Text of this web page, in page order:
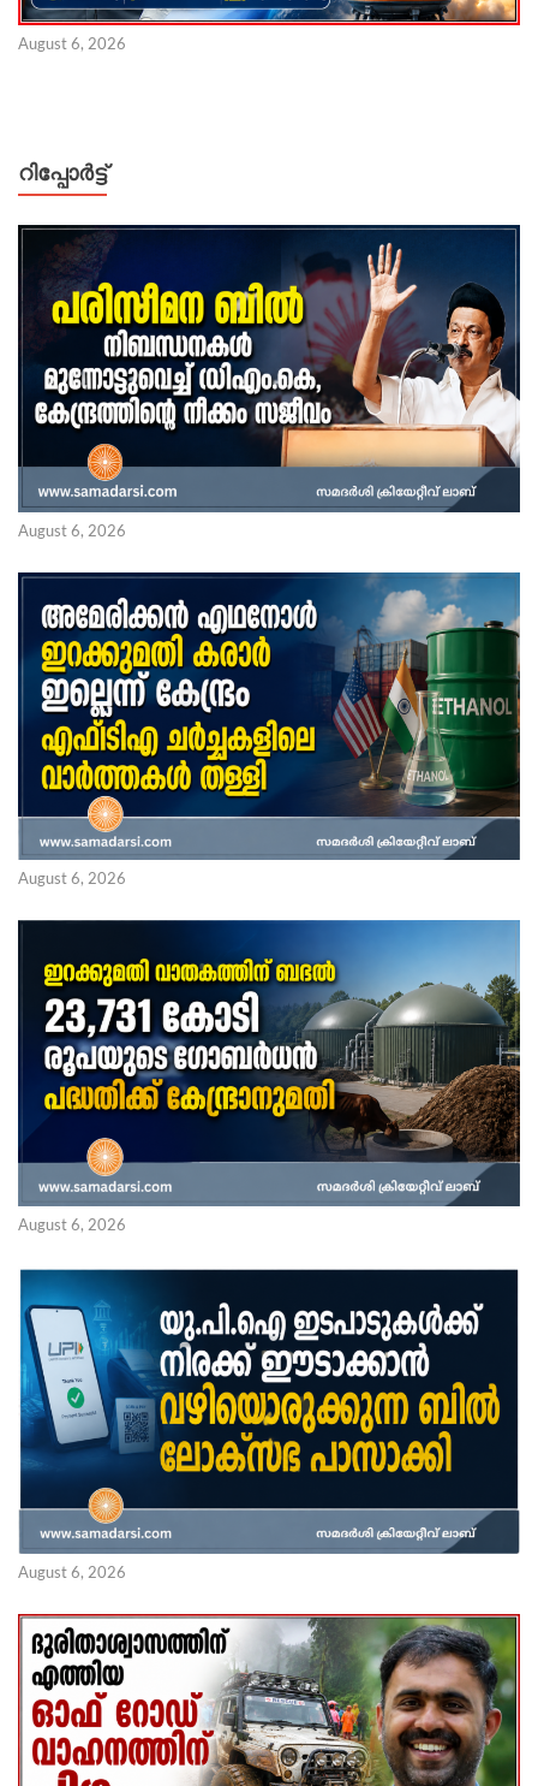
August 6, 2026
റിപ്പോര്‍ട്ട്
August 6, 2026
August 6, 2026
August 6, 2026
August 6, 2026